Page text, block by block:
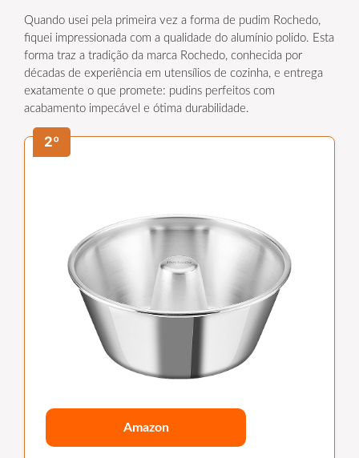
Quando usei pela primeira vez a forma de pudim Rochedo,
fiquei impressionada com a qualidade do alumínio polido. Esta
forma traz a tradição da marca Rochedo, conhecida por
décadas de experiência em utensílios de cozinha, e entrega
exatamente o que promete: pudins perfeitos com
acabamento impecável e ótima durabilidade.
2º
Amazon